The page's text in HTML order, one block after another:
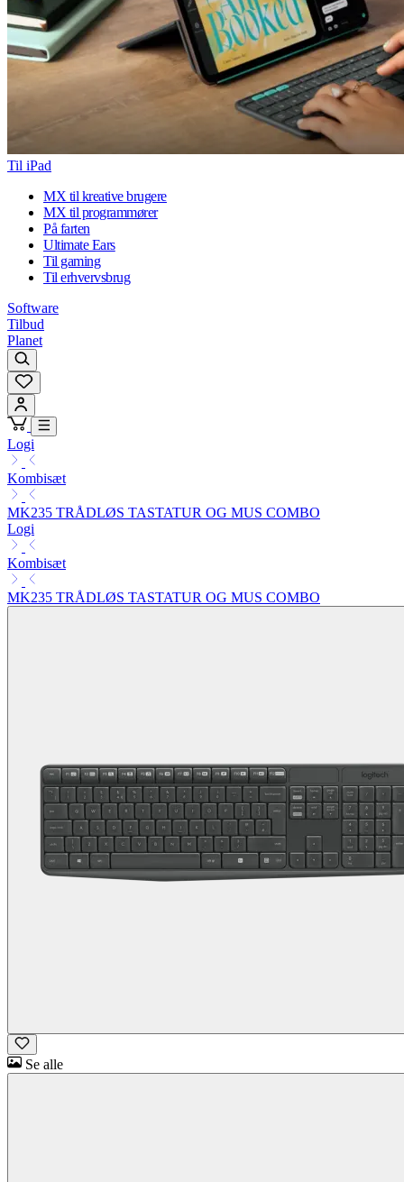
Til iPad
MX til kreative brugere
MX til programmører
På farten
Ultimate Ears
Til gaming
Til erhvervsbrug
Software
Tilbud
Planet
Logi
Kombisæt
MK235 TRÅDLØS TASTATUR OG MUS COMBO
Logi
Kombisæt
MK235 TRÅDLØS TASTATUR OG MUS COMBO
Se alle